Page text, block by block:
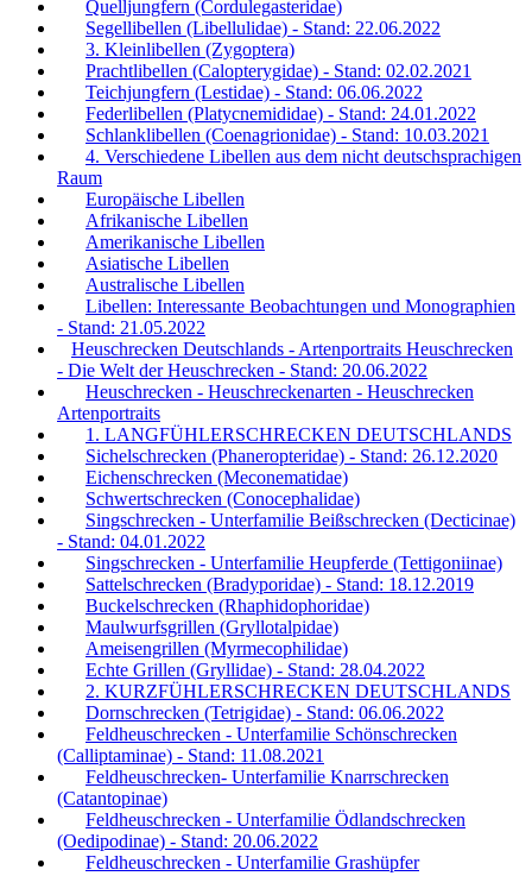
Quelljungfern (Cordulegasteridae)
Segellibellen (Libellulidae) - Stand: 22.06.2022
3. Kleinlibellen (Zygoptera)
Prachtlibellen (Calopterygidae) - Stand: 02.02.2021
Teichjungfern (Lestidae) - Stand: 06.06.2022
Federlibellen (Platycnemididae) - Stand: 24.01.2022
Schlanklibellen (Coenagrionidae) - Stand: 10.03.2021
4. Verschiedene Libellen aus dem nicht deutschsprachigen
Raum
Europäische Libellen
Afrikanische Libellen
Amerikanische Libellen
Asiatische Libellen
Australische Libellen
Libellen: Interessante Beobachtungen und Monographien
- Stand: 21.05.2022
Heuschrecken Deutschlands - Artenportraits Heuschrecken
- Die Welt der Heuschrecken - Stand: 20.06.2022
Heuschrecken - Heuschreckenarten - Heuschrecken
Artenportraits
1. LANGFÜHLERSCHRECKEN DEUTSCHLANDS
Sichelschrecken (Phaneropteridae) - Stand: 26.12.2020
Eichenschrecken (Meconematidae)
Schwertschrecken (Conocephalidae)
Singschrecken - Unterfamilie Beißschrecken (Decticinae)
- Stand: 04.01.2022
Singschrecken - Unterfamilie Heupferde (Tettigoniinae)
Sattelschrecken (Bradyporidae) - Stand: 18.12.2019
Buckelschrecken (Rhaphidophoridae)
Maulwurfsgrillen (Gryllotalpidae)
Ameisengrillen (Myrmecophilidae)
Echte Grillen (Gryllidae) - Stand: 28.04.2022
2. KURZFÜHLERSCHRECKEN DEUTSCHLANDS
Dornschrecken (Tetrigidae) - Stand: 06.06.2022
Feldheuschrecken - Unterfamilie Schönschrecken
(Calliptaminae) - Stand: 11.08.2021
Feldheuschrecken- Unterfamilie Knarrschrecken
(Catantopinae)
Feldheuschrecken - Unterfamilie Ödlandschrecken
(Oedipodinae) - Stand: 20.06.2022
Feldheuschrecken - Unterfamilie Grashüpfer